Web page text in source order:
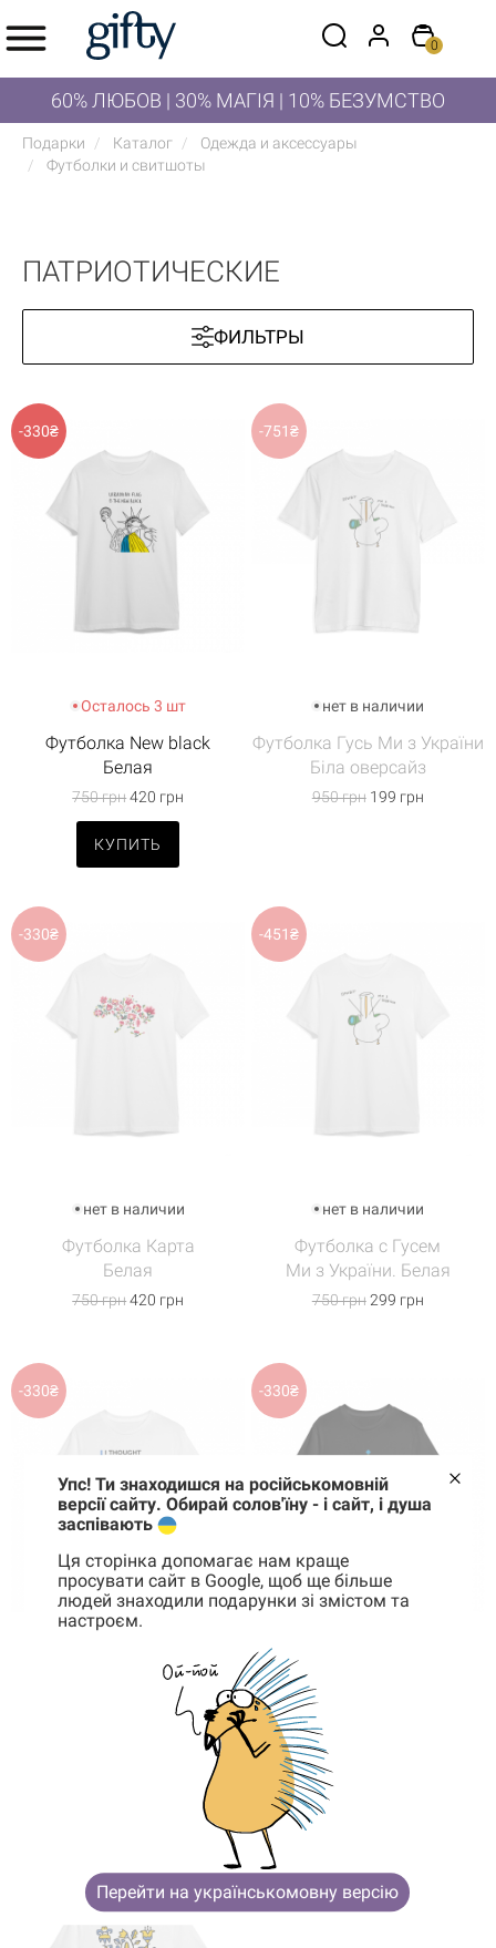
0
60% ЛЮБОВ | 30% МАГІЯ | 10% БЕЗУМСТВО
Подарки Каталог
Одежда и аксессуары
Футболки и свитшоты
ПАТРИОТИЧЕСКИЕ
ФИЛЬТРЫ
-330₴
Осталось 3 шт
Футболка New black
Белая
750 грн420 грн
КУПИТЬ
-751₴
нет в наличии
Футболка Гусь Ми з України
Біла оверсайз
950 грн199 грн
-330₴
нет в наличии
Футболка Карта
Белая
750 грн420 грн
-451₴
нет в наличии
Футболка с Гусем
Ми з України. Белая
750 грн299 грн
-330₴
нет в наличии
Благотворительная
-330₴
Футболка Тризуб Черная
750 грн
Упс! Ти знаходишся на російськомовній
версії сайту. Обирай солов'їну - і сайт, і душа
заспівають
Ця сторінка допомагає нам краще
просувати сайт в Google, щоб ще більше
людей знаходили подарунки зі змістом та
настроєм.
Перейти на українськомовну версію
Корзина 0 товары
Корзина пуста